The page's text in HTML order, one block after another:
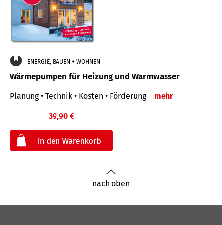
ENERGIE, BAUEN + WOHNEN
Wärmepumpen für Heizung und Warmwasser
Planung • Technik • Kosten • Förderung mehr
39,90 €
nach oben